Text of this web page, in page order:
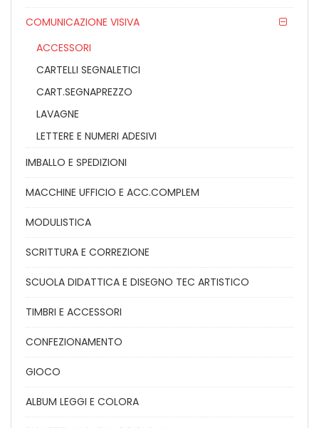
COMUNICAZIONE VISIVA
ACCESSORI
CARTELLI SEGNALETICI
CART.SEGNAPREZZO
LAVAGNE
LETTERE E NUMERI ADESIVI
IMBALLO E SPEDIZIONI
MACCHINE UFFICIO E ACC.COMPLEM
MODULISTICA
SCRITTURA E CORREZIONE
SCUOLA DIDATTICA E DISEGNO TEC ARTISTICO
TIMBRI E ACCESSORI
CONFEZIONAMENTO
GIOCO
ALBUM LEGGI E COLORA